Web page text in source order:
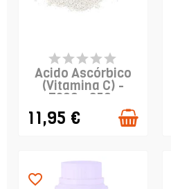
PRODUCTO
DISPONIBLE
Ácido Ascórbico
(Vitamina C) -
E300 - 250g
11,95 €
favorite_border